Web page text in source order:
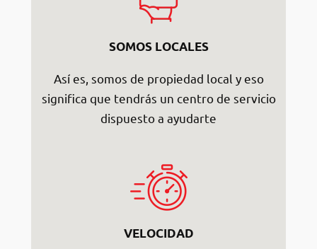
SOMOS LOCALES
Así es, somos de propiedad local y eso
significa que tendrás un centro de servicio
dispuesto a ayudarte
VELOCIDAD